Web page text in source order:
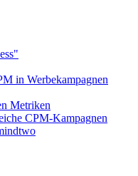
in Werbekampagnen
Metriken
CPM-Kampagnen